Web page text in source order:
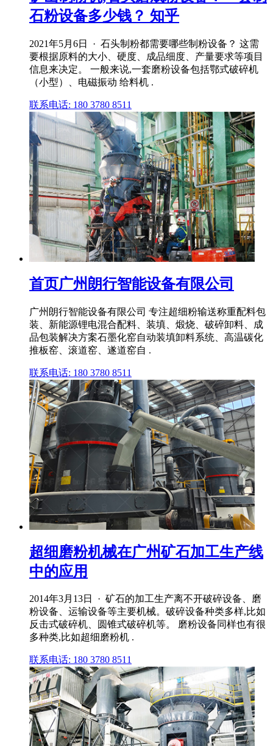
石粉设备多少钱？ 知乎
2021年5月6日 · 石头制粉都需要哪些制粉设备？ 这需
要根据原料的大小、硬度、成品细度、产量要求等项目
信息来决定。 一般来说,一套磨粉设备包括鄂式破碎机
（小型）、电磁振动 给料机 .
联系电话: 180 3780 8511
首页广州朗行智能设备有限公司
广州朗行智能设备有限公司 专注超细粉输送称重配料包
装、新能源锂电混合配料、装填、煅烧、破碎卸料、成
品包装解决方案石墨化窑自动装填卸料系统、高温碳化
推板窑、滚道窑、遂道窑自 .
联系电话: 180 3780 8511
超细磨粉机械在广州矿石加工生产线
中的应用
2014年3月13日 · 矿石的加工生产离不开破碎设备、磨
粉设备、运输设备等主要机械。破碎设备种类多样,比如
反击式破碎机、圆锥式破碎机等。 磨粉设备同样也有很
多种类,比如超细磨粉机 .
联系电话: 180 3780 8511